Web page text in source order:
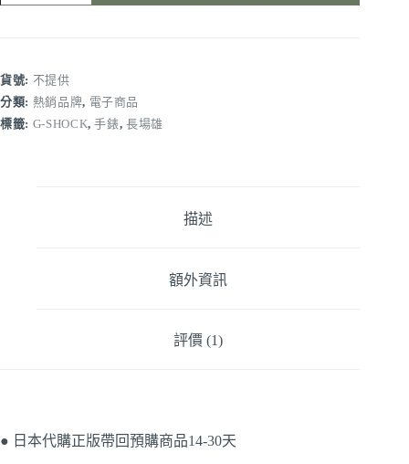
貨號: 不提供
分類: 熱銷品牌, 電子商品
標籤: G-SHOCK,手錶,長場雄
描述
額外資訊
評價 (1)
● 日本代購正版帶回預購商品14-30天